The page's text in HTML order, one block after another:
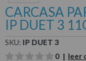
CARCASA
IP DUET 3
SKU: IP DUET 3
0 | leer